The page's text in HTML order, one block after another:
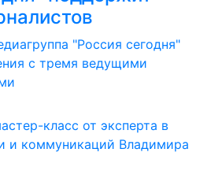
"Россия сегодня"
с тремя ведущими